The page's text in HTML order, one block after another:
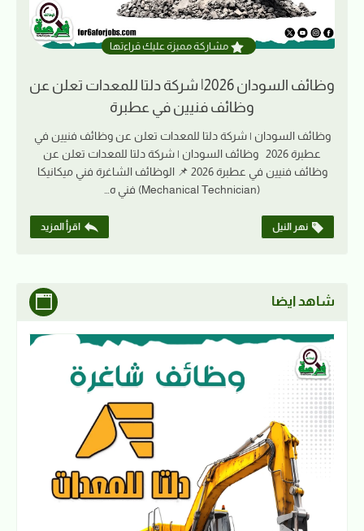
مشاركة مميزة عليك قراءتها
وظائف السودان 2026| شركة دلتا للمعدات تعلن عن
وظائف فنيين في عطبرة
وظائف السودان | شركة دلتا للمعدات تعلن عن وظائف فنيين في
عطبرة 2026 وظائف السودان | شركة دلتا للمعدات تعلن عن
وظائف فنيين في عطبرة 2026 📌 الوظائف الشاغرة فني ميكانيكا
(Mechanical Technician) فني ه…
نهر النيل اقرأ المزيد
شاهد ايضا